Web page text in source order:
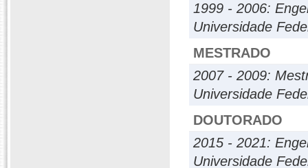
1999 - 2006:
Universidade
MESTRADO
2007 - 2009:
Universidade
DOUTORADO
2015 - 2021:
Universidade